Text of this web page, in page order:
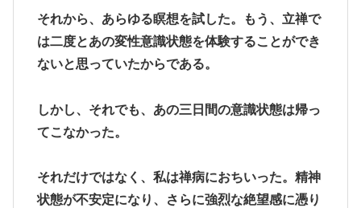
それから、あらゆる瞑想を試した。もう、立禅で
は二度とあの変性意識状態を体験することができ
ないと思っていたからである。
しかし、それでも、あの三日間の意識状態は帰っ
てこなかった。
それだけではなく、私は禅病におちいった。精神
状態が不安定になり、さらに強烈な絶望感に憑り